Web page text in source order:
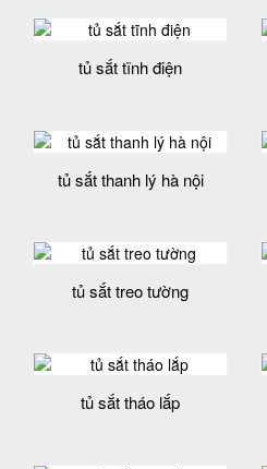
tủ sắt tĩnh điện
tủ sắt thanh lý hà nội
tủ sắt treo tường
tủ sắt tháo lắp